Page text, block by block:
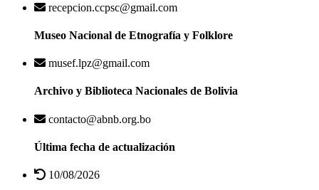
recepcion.ccpsc@gmail.com
Museo Nacional de Etnografía y Folklore
musef.lpz@gmail.com
Archivo y Biblioteca Nacionales de Bolivia
contacto@abnb.org.bo
Última fecha de actualización
10/08/2026